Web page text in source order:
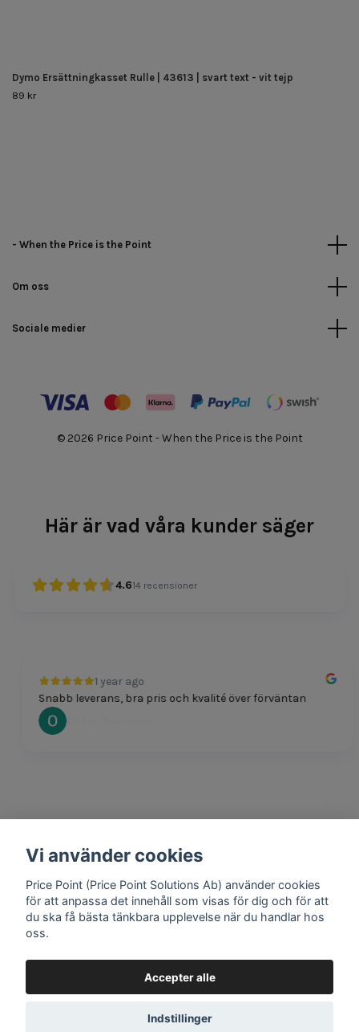
Dymo Ersättningkasset Rulle | 43613 | svart text - vit tejp
89 kr
- When the Price is the Point
Om oss
Sociale medier
© 2026 Price Point - When the Price is the Point
Här är vad våra kunder säger
4.614 recensioner
1 year ago
Snabb leverans, bra pris och kvalité över förväntan
Oscar Svensson
1 year ago
Mathias Johansson
Google review widgetby
Vi använder cookies
Price Point (Price Point Solutions Ab) använder cookies
för att anpassa det innehåll som visas för dig och för att
du ska få bästa tänkbara upplevelse när du handlar hos
oss.
Accepter alle
Indstillinger